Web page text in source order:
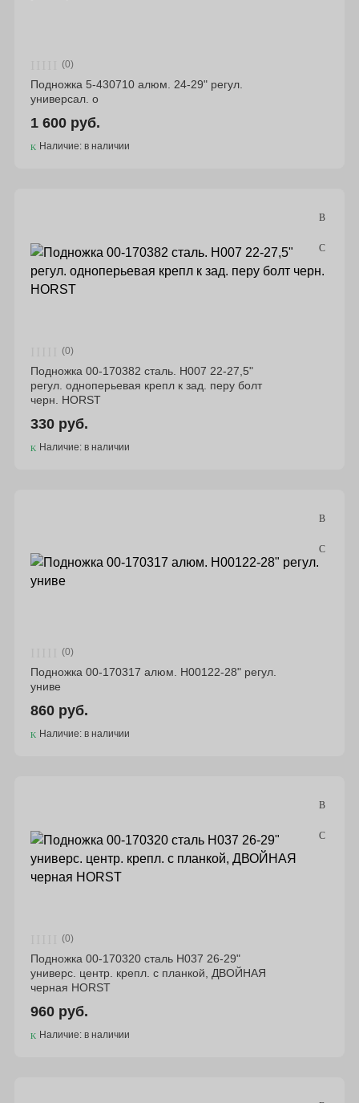
(0)
Подножка 5-430710 алюм. 24-29" регул.
универсал. о
1 600 руб.
Наличие: в наличии
(0)
Подножка 00-170382 сталь. H007 22-27,5"
регул. одноперьевая крепл к зад. перу болт
черн. HORST
330 руб.
Наличие: в наличии
(0)
Подножка 00-170317 алюм. H00122-28" регул.
униве
860 руб.
Наличие: в наличии
(0)
Подножка 00-170320 сталь H037 26-29"
универс. центр. крепл. с планкой, ДВОЙНАЯ
черная HORST
960 руб.
Наличие: в наличии